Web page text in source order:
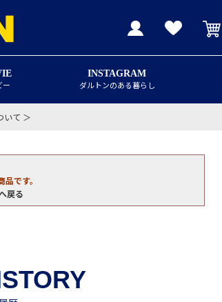
ー
INSTAGRAM
ダルトンのある暮らし
いて ＞
です。
戻る